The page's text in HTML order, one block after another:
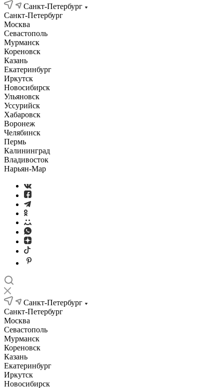
Санкт-Петербург
Санкт-Петербург
Москва
Севастополь
Мурманск
Кореновск
Казань
Екатеринбург
Иркутск
Новосибирск
Ульяновск
Уссурийск
Хабаровск
Воронеж
Челябинск
Пермь
Калининград
Владивосток
Нарьян-Мар
Санкт-Петербург
Санкт-Петербург
Москва
Севастополь
Мурманск
Кореновск
Казань
Екатеринбург
Иркутск
Новосибирск